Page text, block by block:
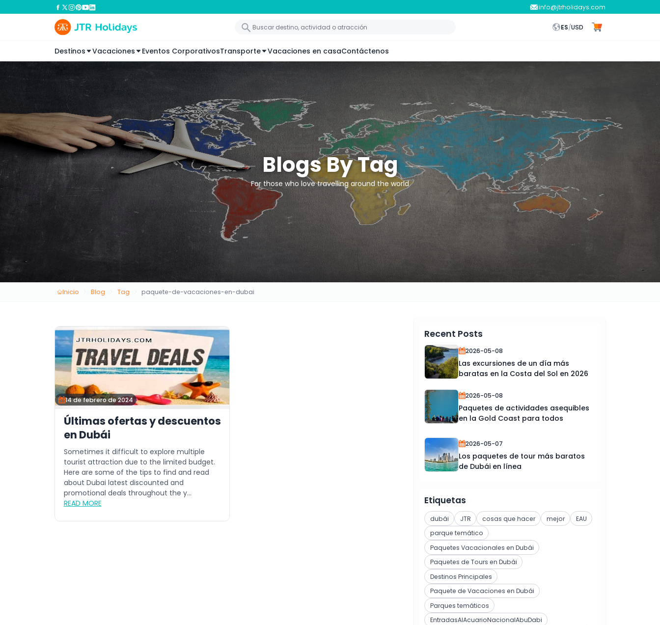
info@jtrholidays.com
ES/USD
Destinos Vacaciones Eventos CorporativosTransporte Vacaciones en casaContáctenos
Blogs By Tag
For those who love travelling around the world
Inicio Blog Tag paquete-de-vacaciones-en-dubai
14 de febrero de 2024
Últimas ofertas y descuentos
en Dubái
Sometimes it difficult to explore multiple
tourist attraction due to the limited budget.
Here are some of the tips to find and read
about Dubai latest discounted and
promotional deals throughout the y...
READ MORE
Recent Posts
2026-05-08
Las excursiones de un día más
baratas en la Costa del Sol en 2026
2026-05-08
Paquetes de actividades asequibles
en la Gold Coast para todos
2026-05-07
Los paquetes de tour más baratos
de Dubái en línea
Etiquetas
dubái JTR cosas que hacer mejor
EAU
parque temático
Paquetes Vacacionales en Dubái
Paquetes de Tours en Dubái
Destinos Principales
Paquete de Vacaciones en Dubái
Parques temáticos
EntradasAlAcuarioNacionalAbuDabi